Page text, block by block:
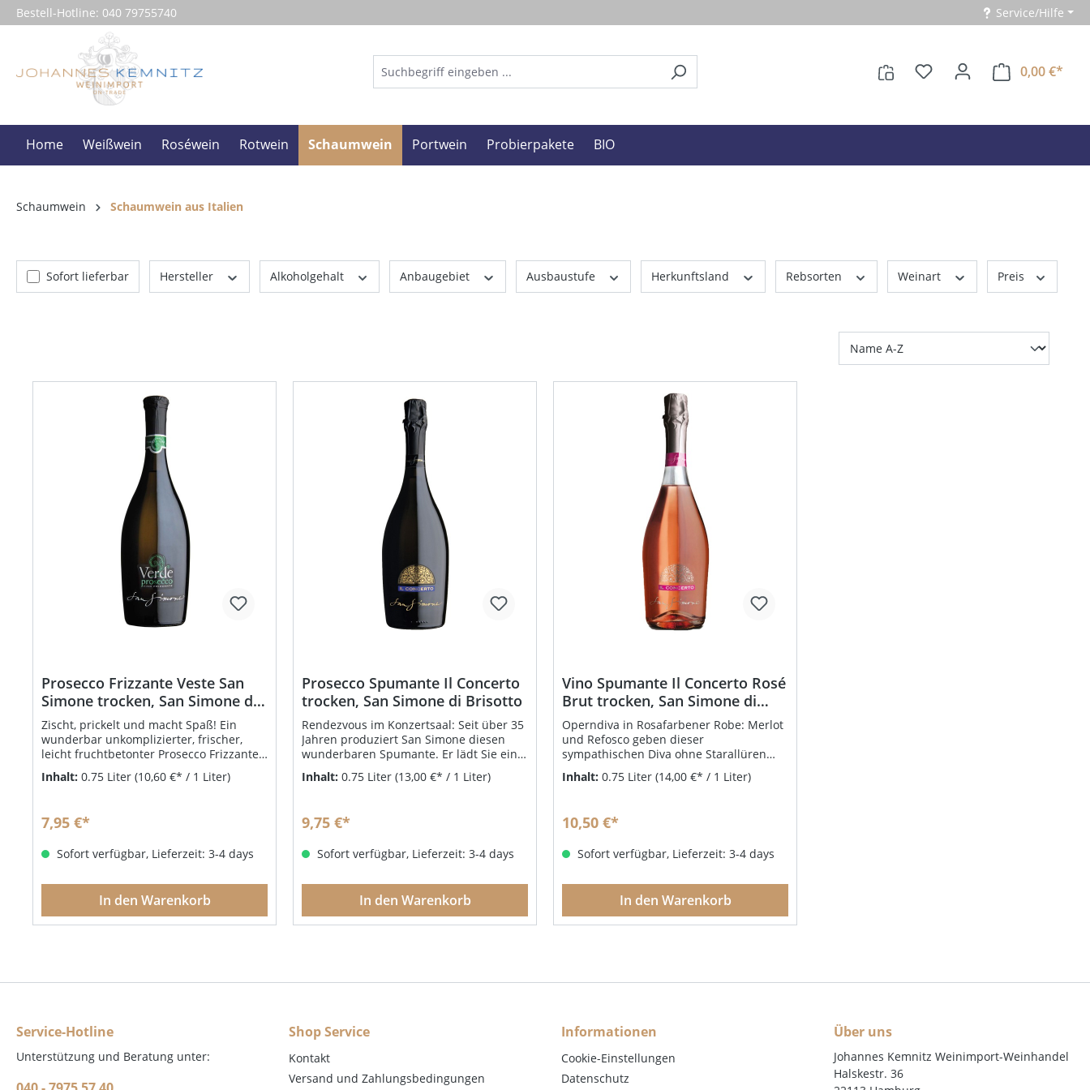
Zur Hauptnavigation springen
Bestell-Hotline: 040 79755740 Service/Hilfe
0,00 €*
Home Weißwein Roséwein Rotwein Schaumwein Portwein Probierpakete BIO
Schaumwein Schaumwein aus Italien
Sofort lieferbar Hersteller Alkoholgehalt Anbaugebiet Ausbaustufe Herkunftsland Rebsorten Weinart Preis
Prosecco Frizzante Veste San
Simone trocken, San Simone di
Brisotto
Zischt, prickelt und macht Spaß! Ein
wunderbar unkomplizierter, frischer,
leicht fruchtbetonter Prosecco Frizzante.
Dank des einzigartigen Drehverschlusses
bleibt die Kohlensäure auch nach dem
großen Weinglas serviert! Das
Inhalt: 0.75 Liter (10,60 €* / 1 Liter)
7,95 €*
Sofort verfügbar, Lieferzeit: 3-4 days
In den Warenkorb
Prosecco Spumante Il Concerto
trocken, San Simone di Brisotto
Rendezvous im Konzertsaal: Seit über 35
Jahren produziert San Simone diesen
wunderbaren Spumante. Er lädt Sie ein
zu einem kurzweiligen Concerto mit
duftig, fruchtigen Aromen von Birne und
Speisenempfehlung: Versuchen sie mal
Spumante Il Concerto aufgegossen
Inhalt: 0.75 Liter (13,00 €* / 1 Liter)
9,75 €*
Sofort verfügbar, Lieferzeit: 3-4 days
In den Warenkorb
Vino Spumante Il Concerto Rosé
Brut trocken, San Simone di
Brisotto
Operndiva in Rosafarbener Robe: Merlot
und Refosco geben dieser
sympathischen Diva ohne Starallüren
eine elegante Robe sowie einen fruchtig
frischen Charakter mit blumigen Noten.
Zunge. Unser Speisenempfehlung:
einfach göttlich.
Inhalt: 0.75 Liter (14,00 €* / 1 Liter)
10,50 €*
Sofort verfügbar, Lieferzeit: 3-4 days
In den Warenkorb
Service-Hotline
Unterstützung und Beratung unter:
Shop Service
Kontakt
Versand und Zahlungsbedingungen
Informationen
Cookie-Einstellungen
Datenschutz
Über uns
Johannes Kemnitz Weinimport-Weinhandel
Halskestr. 36